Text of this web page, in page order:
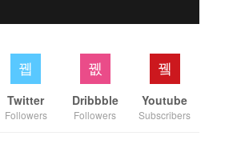
Twitter
Followers
Dribbble
Followers
Youtube
Subscribers